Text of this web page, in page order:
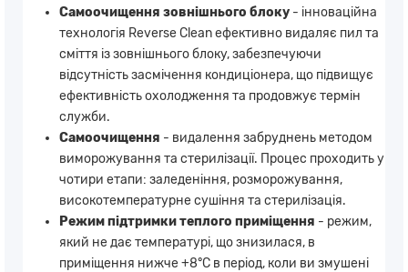
Самоочищення зовнішнього блоку - інноваційна
технологія Reverse Clean ефективно видаляє пил та
сміття із зовнішнього блоку, забезпечуючи
відсутність засмічення кондиціонера, що підвищує
ефективність охолодження та продовжує термін
служби.
Самоочищення - видалення забруднень методом
виморожування та стерилізації. Процес проходить у
чотири етапи: заледеніння, розморожування,
високотемпературне сушіння та стерилізація.
Режим підтримки теплого приміщення - режим,
який не дає температурі, що знизилася, в
приміщення нижче +8°C в період, коли ви змушені